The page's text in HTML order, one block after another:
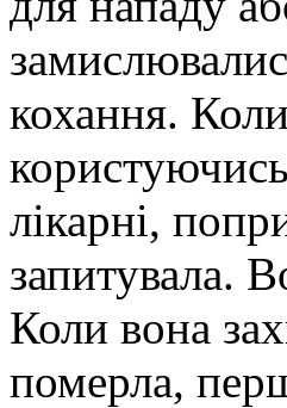
кохання.
користуючись
лікарні,
запитувала.
Коли вона
померла,